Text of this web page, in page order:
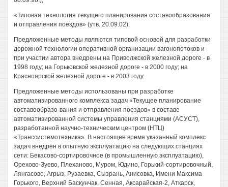
«Типовая технология текущего планирования составообразования
и отправления поездов» (утв. 20.09.02).
Предложенные методы являются типовой основой для разработки
дорожной технологии оперативной организации вагонопотоков и
при участии автора внедрены на Приволжской железной дороге - в
1998 году; на Горьковской железной дороге - в 2000 году; на
Красноярской железной дороге - в 2003 году.
Предложенные методы использованы при разработке
автоматизированного комплекса задач «Текущее планирование
составообразо-вания и отправления поездов» в составе
автоматизированной системы управления станциями (АСУСТ),
разработанной научно-техническим центром (НТЦ)
«Транссистемотехника». В настоящее время указанный комплекс
задач внедрен в опытную эксплуатацию на следующих станциях
сети: Бекасово-сортировочное (в промышленную эксплуатацию),
Орехово-Зуево, Плеханово, Муром, Юдино, Горький-сортировочный,
Лянгасово, Агрыз, Рузаевка, Сызрань, Анисовка, Имени Максима
Горького, Верхний Баскунчак, Сенная, Аксарайская-2, Аткарск,